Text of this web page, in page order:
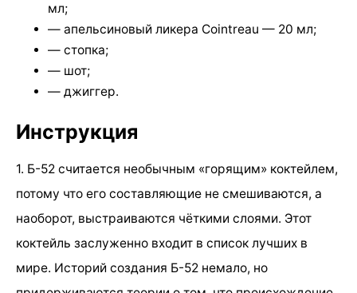
мл;
— апельсиновый ликера Cointreau — 20 мл;
— стопка;
— шот;
— джиггер.
Инструкция
1. Б-52 считается необычным «горящим» коктейлем,
потому что его составляющие не смешиваются, а
наоборот, выстраиваются чёткими слоями. Этот
коктейль заслуженно входит в список лучших в
мире. Историй создания Б-52 немало, но